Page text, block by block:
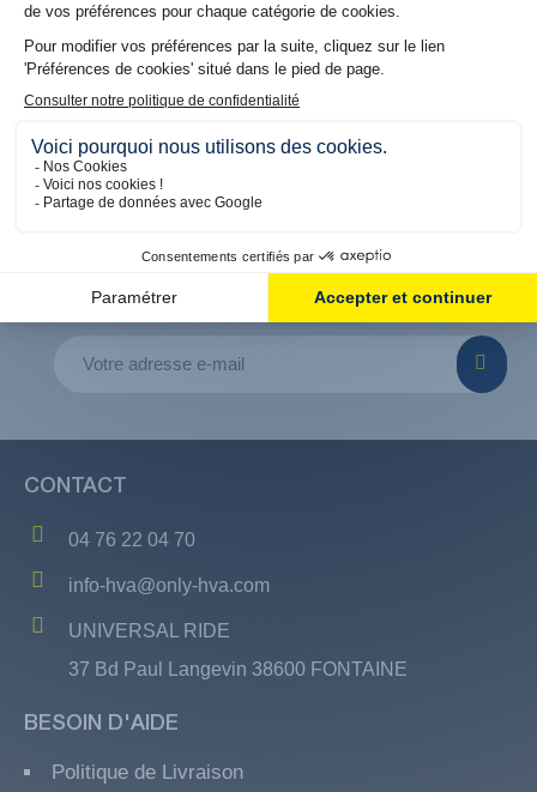
Suivez nous sur nos réseaux pour découvrir les dernières
offres et promos
5% DE REMISE OFFERT
SUR VOTRE PREMIÈRE COMMANDE
En vous inscrivant à notre Newsletter
CONTACT
04 76 22 04 70
info-hva@only-hva.com
UNIVERSAL RIDE
37 Bd Paul Langevin 38600 FONTAINE
BESOIN D'AIDE
Politique de Livraison